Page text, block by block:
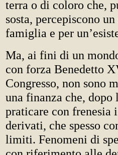
terra o di coloro che,
sosta, percepiscono
famiglia e per
Ma, ai fini di un
con forza Benedetto
Congresso, non sono
una finanza che,
praticare con
derivati, che spesso
limiti. Fenomeni di